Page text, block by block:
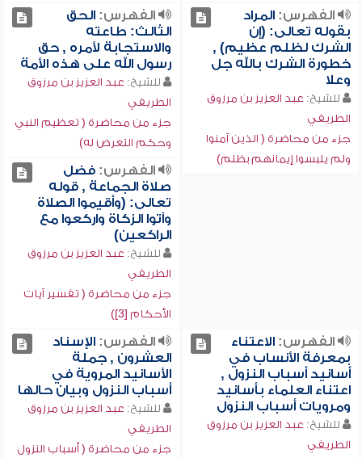
الفهرس:المراد
بقوله تعالى: (إن
الشرك لظلم عظيم) ,
خطورة الشرك بالله جل
وعلا
للشيخ: عبد العزيز بن مرزوق
الطريفي
جزء من محاضرة ( الذين آمنوا
ولم يلبسوا إيمانهم بظلم)
الفهرس:الحق
الثالث: طاعته
والاستجابة لأمره , حق
رسول الله على هذه الأمة
للشيخ: عبد العزيز بن مرزوق
الطريفي
جزء من محاضرة ( تعظيم النبي
وحكم التعرض له)
الفهرس:فضل
صلاة الجماعة , قوله
تعالى: (وأقيموا الصلاة
وآتوا الزكاة واركعوا مع
الراكعين)
للشيخ: عبد العزيز بن مرزوق
الطريفي
جزء من محاضرة ( تفسير آيات
الأحكام [3])
الفهرس:الاعتناء
بمعرفة الأنساب في
أسانيد أسباب النزول ,
اعتناء العلماء بأسانيد
ومرويات أسباب النزول
للشيخ: عبد العزيز بن مرزوق
الطريفي
الفهرس:الإسناد
العشرون , جملة
الأسانيد المروية في
أسباب النزول وبيان حالها
للشيخ: عبد العزيز بن مرزوق
الطريفي
جزء من محاضرة ( أسباب النزول